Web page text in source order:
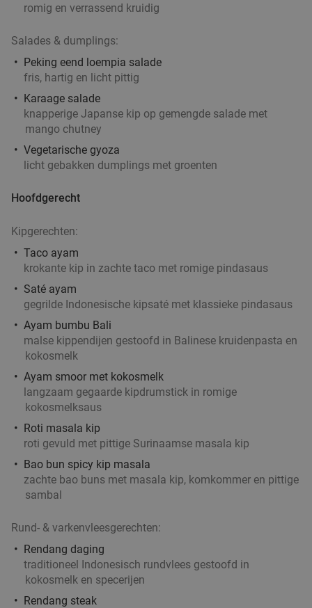
romig en verrassend kruidig
Salades & dumplings:
Peking eend loempia salade
fris, hartig en licht pittig
Karaage salade
knapperige Japanse kip op gemengde salade met
mango chutney
Vegetarische gyoza
licht gebakken dumplings met groenten
Hoofdgerecht
Kipgerechten:
Taco ayam
krokante kip in zachte taco met romige pindasaus
Saté ayam
gegrilde Indonesische kipsaté met klassieke pindasaus
Ayam bumbu Bali
malse kippendijen gestoofd in Balinese kruidenpasta en
kokosmelk
Ayam smoor met kokosmelk
langzaam gegaarde kipdrumstick in romige
kokosmelksaus
Roti masala kip
roti gevuld met pittige Surinaamse masala kip
Bao bun spicy kip masala
zachte bao buns met masala kip, komkommer en pittige
sambal
Rund- & varkenvleesgerechten:
Rendang daging
traditioneel Indonesisch rundvlees gestoofd in
kokosmelk en specerijen
Rendang steak